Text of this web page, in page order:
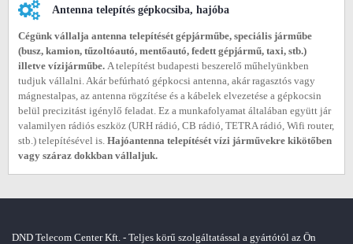
Antenna telepítés gépkocsiba, hajóba
Cégünk vállalja antenna telepítését gépjárműbe, speciális járműbe
(busz, kamion, tűzoltóautó, mentőautó, fedett gépjármű, taxi, stb.)
illetve vízijárműbe. A telepítést budapesti beszerelő műhelyünkben
tudjuk vállalni. Akár befúrható gépkocsi antenna, akár ragasztós vagy
mágnestalpas, az antenna rögzítése és a kábelek elvezetése a gépkocsin
belül precizitást igénylő feladat. Ez a munkafolyamat általában együtt jár
valamilyen rádiós eszköz (URH rádió, CB rádió, TETRA rádió, Wifi router,
stb.) telepítésével is. Hajóantenna telepítését vízi járművekre kikötőben
vagy száraz dokkban vállaljuk.
DND Telecom Center Kft. - Teljes körű szolgáltatással a gyártótól az Ön